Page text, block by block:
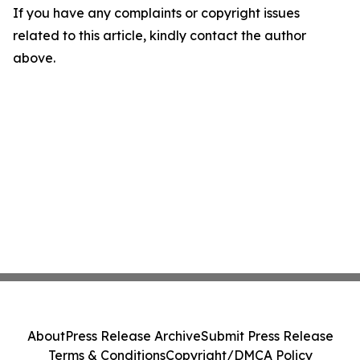
If you have any complaints or copyright issues
related to this article, kindly contact the author
above.
AboutPress Release ArchiveSubmit Press Release
Terms & ConditionsCopyright/DMCA Policy